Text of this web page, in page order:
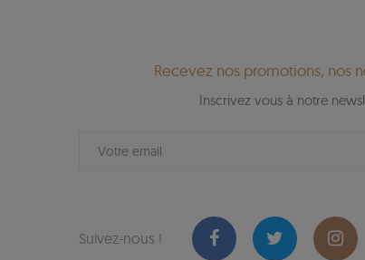
Recevez nos promotions, nos
Inscrivez vous à notre
Suivez-nous !